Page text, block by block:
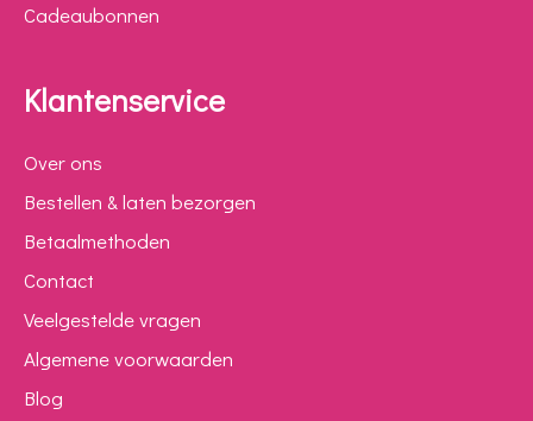
Cadeaubonnen
Klantenservice
Over ons
Bestellen & laten bezorgen
Betaalmethoden
Contact
Veelgestelde vragen
Algemene voorwaarden
Blog